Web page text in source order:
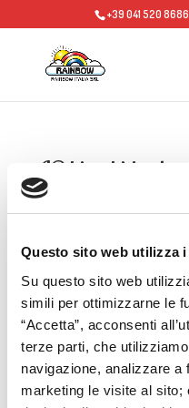
Questo sito web utilizza
Su questo sito web
simili per ottimizzarne le
“Accetta”, acconsenti
terze parti, che
navigazione, analizzare
marketing le visite al sito;
+39 041 520 8686
IP bigs-kids
Moore_9